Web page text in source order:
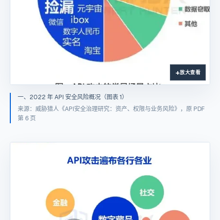
放大查看
一、2022 年 API 安全风险概况（图表 1）
来源：威胁猎人《API安全治理研究：资产、权限与业务风险》，原 PDF
第 6 页